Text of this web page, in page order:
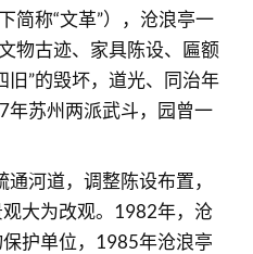
简称“文革”），沧浪亭一
物古迹、家具陈设、匾额
旧”的毁坏，道光、同治年
年苏州两派武斗，园曾一
河道，调整陈设布置，
大为改观。1982年，沧
护单位，1985年沧浪亭